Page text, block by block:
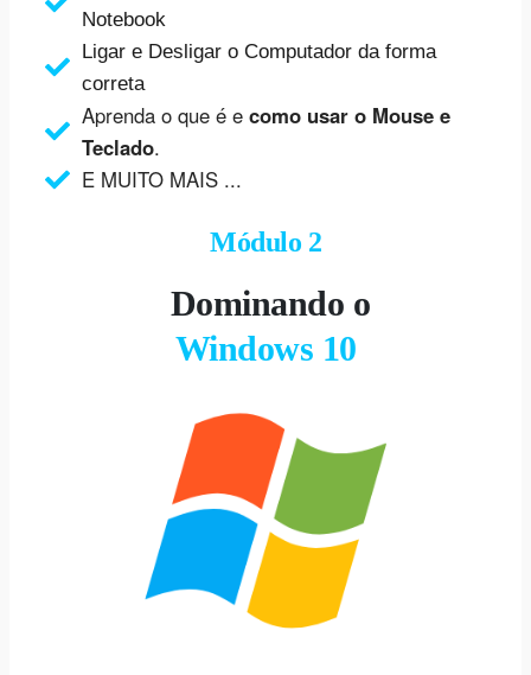
Notebook
Ligar e Desligar o Computador da forma
correta
Aprenda o que é ecomo usar o Mouse e
Teclado.
E MUITO MAIS ...
Módulo 2
Dominando o
Windows 10